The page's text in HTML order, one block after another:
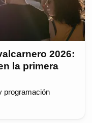
2026:
la primera
programación